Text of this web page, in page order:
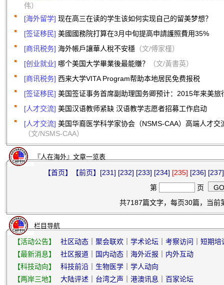
伟）
[海外留学] 现在高三在读的学生该如何实现自己的留美梦想？
[签证移民] 美國國務院打算在3月中旬提高申請護照費用35%
[商讯税务] 海外帳戶讓華人稅不安穩 （文/傅家槿）
[创业就业] 哪个美国大学畢業後最能賺？
（文/黃書英）
[商讯税务] 西来大学VITA Program帮助本地居民免费报税
[签证移民] 美国签证事务首席副助理国务卿预计：2015年来美旅
[人才交流] 美国汉语教师紧缺 汉语教学志愿者招募工作启动
[人才交流] 美国华裔医学科学家协会（NSMS-CAA）高端人才交
（文/NSMS-CAA）
『人在海外』文章一览表
【首页】 【前页】 [231] [232] [233] [234] [235] [236] [237]
第
页
共7187篇文字，每页30篇，当前
栏目导航
【活动公告】 社区动态 聚会联欢 学术论坛 考察访问
短期培
【最新消息】
社区报道 国内动态 海外近报
内外互动
【科技动向】
科技前沿 生物医学
学人动向
【两岸三地】
大陆评述 台湾之声 港澳讯息 百家论坛